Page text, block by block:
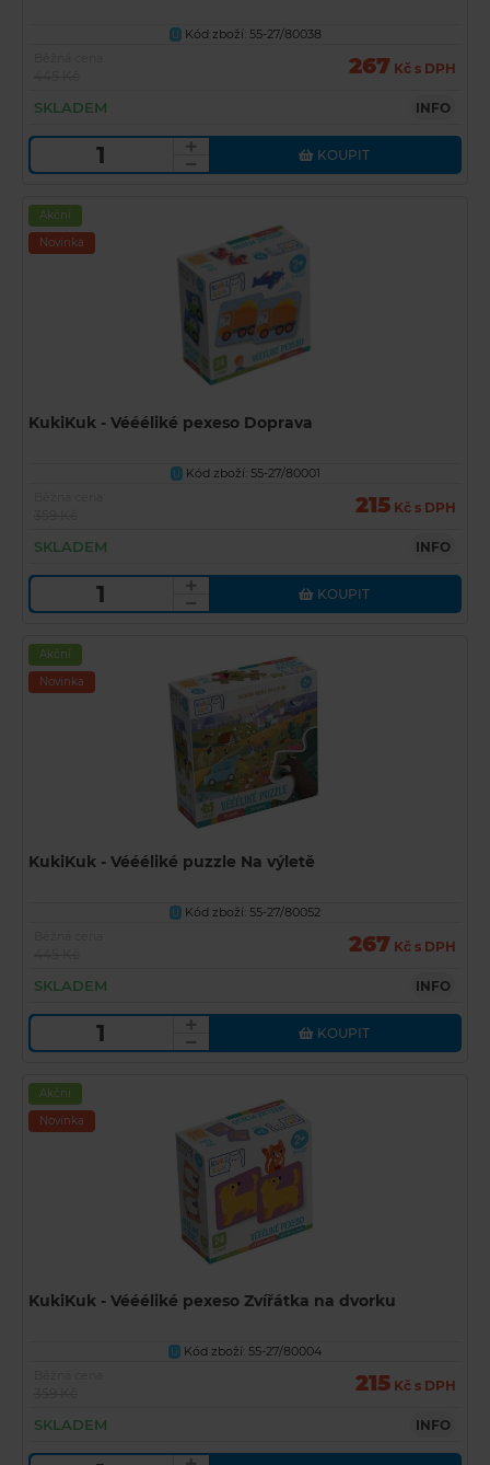
U Kód zboží: 55-27/80038
267 Kč s DPH
SKLADEM INFO
KOUPIT
Akční
Novinka
KukiKuk - Véééliké pexeso Doprava
U Kód zboží: 55-27/80001
215 Kč s DPH
SKLADEM INFO
KOUPIT
Akční
Novinka
KukiKuk - Véééliké puzzle Na výletě
U
Kód zboží: 55-27/80052
267 Kč s DPH
SKLADEM INFO
KOUPIT
Akční
Novinka
KukiKuk - Véééliké pexeso Zvířátka na dvorku
U
Kód zboží: 55-27/80004
215 Kč s DPH
SKLADEM INFO